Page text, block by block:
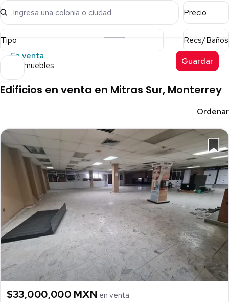
Ingresa una colonia o ciudad Precio
Tipo
Recs/Baños
En venta
18 inmuebles Guardar
Edificios en venta en Mitras Sur, Monterrey
Ordenar
$33,000,000 MXN en venta